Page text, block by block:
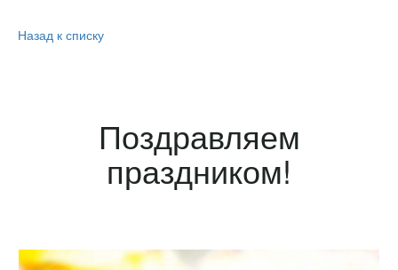
Назад к списку
Поздравляем
праздником!